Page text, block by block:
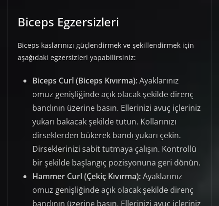
Biceps Egzersizleri
Biceps kaslarınızı güçlendirmek ve şekillendirmek için
aşağıdaki egzersizleri yapabilirsiniz:
Biceps Curl (Biceps Kıvırma):Ayaklarınız
omuz genişliğinde açık olacak şekilde direnç
bandının üzerine basın. Ellerinizi avuç içleriniz
yukarı bakacak şekilde tutun. Kollarınızı
dirseklerden bükerek bandı yukarı çekin.
Dirseklerinizi sabit tutmaya çalışın. Kontrollü
bir şekilde başlangıç pozisyonuna geri dönün.
Hammer Curl (Çekiç Kıvırma):Ayaklarınız
omuz genişliğinde açık olacak şekilde direnç
bandının üzerine basın. Ellerinizi avuç içleriniz